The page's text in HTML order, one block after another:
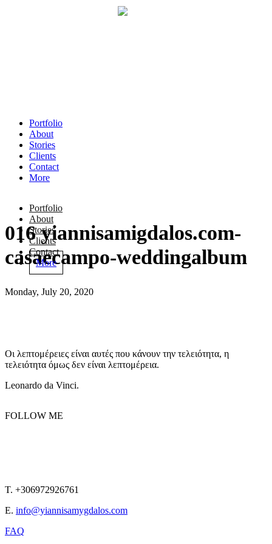
Portfolio
About
Stories
Clients
Contact
More
Portfolio
About
Stories
Clients
Contact
More
016 yiannisamigdalos.com-
casaecampo-weddingalbum
Monday, July 20, 2020
Οι λεπτομέρειες είναι αυτές που κάνουν την τελειότητα, η
τελειότητα όμως δεν είναι λεπτομέρεια.
Leonardo da Vinci.
FOLLOW ME
T. +306972926761
E. info@yiannisamygdalos.com
FAQ